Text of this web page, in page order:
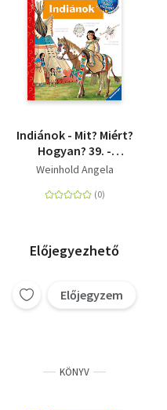
Indiánok - Mit? Miért?
Hogyan? 39. -
Kihajtható ablakokkal
Weinhold Angela
Előjegyezhető
Előjegyzem
KÖNYV